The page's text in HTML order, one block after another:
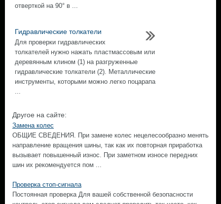
отверткой на 90° в ...
Гидравлические толкатели
Для проверки гидравлических
толкателей нужно нажать пластмассовым или
деревянным клином (1) на разгруженные
гидравлические толкатели (2). Металлические
инструменты, которыми можно легко поцарапа
...
Другое на сайте:
Замена колес
ОБЩИЕ СВЕДЕНИЯ. При замене колес нецелесообразно менять
направление вращения шины, так как их повторная приработка
вызывает повышенный износ. При заметном износе передних
шин их рекомендуется пом ...
Проверка стоп-сигнала
Постоянная проверка Для вашей собственной безопасности